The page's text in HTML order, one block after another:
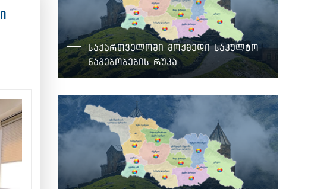
საქართველოში მოქმედი საკულტო
ნაგებობების რუკა